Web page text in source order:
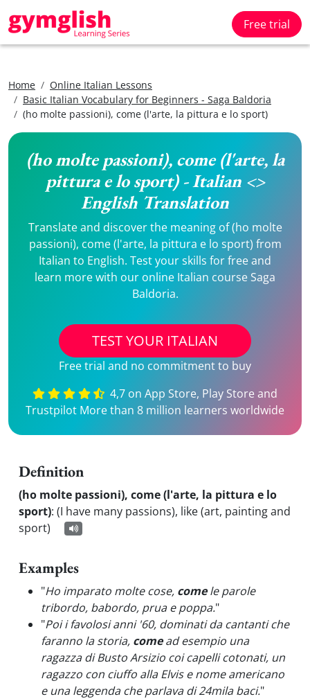
Free trial
Home
Online Italian Lessons
Basic Italian Vocabulary for Beginners - Saga Baldoria
(ho molte passioni), come (l'arte, la pittura e lo sport)
(ho molte passioni), come (l'arte, la
pittura e lo sport) - Italian <>
English Translation
Translate and discover the meaning of (ho molte
passioni), come (l'arte, la pittura e lo sport) from
Italian to English. Test your skills for free and
learn more with our online Italian course Saga
Baldoria.
TEST YOUR ITALIAN
Free trial and no commitment to buy
4,7 on App Store, Play Store and
Trustpilot More than 8 million learners worldwide
Definition
(ho molte passioni), come (l'arte, la pittura e lo
sport): (I have many passions), like (art, painting and
sport)
Examples
"Ho imparato molte cose, comele parole
tribordo, babordo, prua e poppa."
"Poi i favolosi anni '60, dominati da cantanti che
faranno la storia, comead esempio una
ragazza di Busto Arsizio coi capelli cotonati, un
ragazzo con ciuffo alla Elvis e nome americano
e una leggenda che parlava di 24mila baci."